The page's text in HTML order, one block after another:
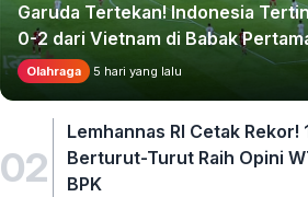
Garuda Tertekan! Indonesia
0-2 dari Vietnam di Babak
Olahraga 5 hari yang lalu
02
Lemhannas RI Cetak Rekor!
Berturut-Turut Raih Opini
BPK